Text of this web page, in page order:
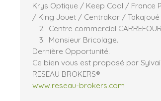
Krys Optique / Keep Cool / France
/ King Jouet / Centrakor / Takajoué
Centre commercial
Monsieur Bricolage.
Dernière Opportunité.
Ce bien vous est proposé par
RESEAU BROKERS®
www.reseau-brokers.com